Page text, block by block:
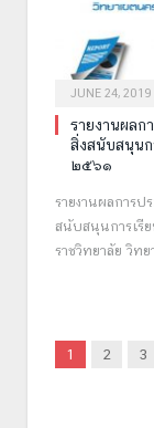
JUNE 24, 2019
รายงานผลก
สิ่งสนับสนุนก
๒๕๖๑
รายงานผลการ
สนับสนุนการเรี
ราชวิทยาลัย วิท
1 2 3